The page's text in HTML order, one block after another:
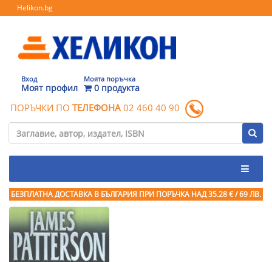
Helikon.bg
Вход
Моят профил
Моята поръчка
0 продукта
ПОРЪЧКИ ПО ТЕЛЕФОНА 02 460 40 90
БЕЗПЛАТНА ДОСТАВКА В БЪЛГАРИЯ ПРИ ПОРЪЧКА НАД 35.28 € / 69 ЛВ.